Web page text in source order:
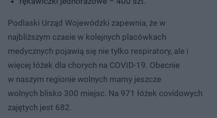
Podlaski Urząd Wojewódzki zapewnia, że w
najbliższym czasie w kolejnych placówkach
medycznych pojawią się nie tylko respiratory, ale i
więcej łóżek dla chorych na COVID-19. Obecnie
w naszym regionie wolnych mamy jeszcze
wolnych blisko 300 miejsc. Na 971 łóżek covidowych
zajętych jest 682.